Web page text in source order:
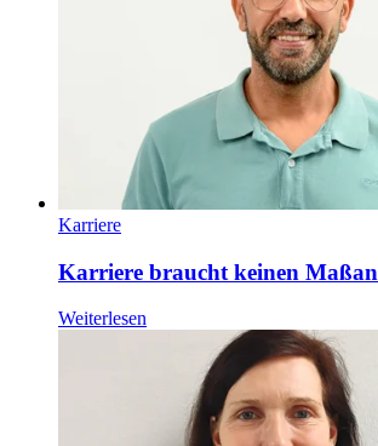
Karriere
Karriere braucht keinen
Weiterlesen